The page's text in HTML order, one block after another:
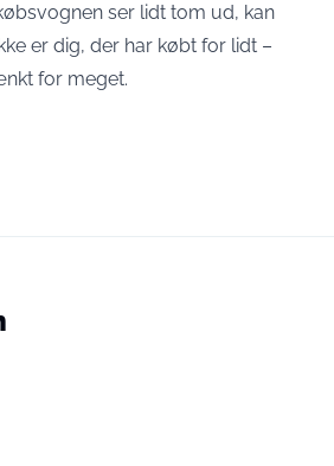
ser lidt tom ud, kan
er dig, der har købt for lidt –
for meget.